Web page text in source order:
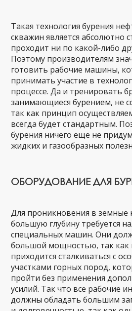
Такая технология бурения
скважин является абсолютно
проходит ни по какой-либо
Поэтому производителям
готовить рабочие машины,
принимать участие в
процессе. Да и тренировать
занимающиеся бурением, не
так как принцип
всегда будет стандартным.
бурения ничего еще не
жидких и газообразных
ОБОРУДОВАНИЕ ДЛЯ
Для проникновения в земные
большую глубину требуется
специальных машин. Они
большой мощностью, так как
приходится сталкиваться с
участками горных пород,
пройти без применения
усилий. Так что все рабочие
должны обладать большим